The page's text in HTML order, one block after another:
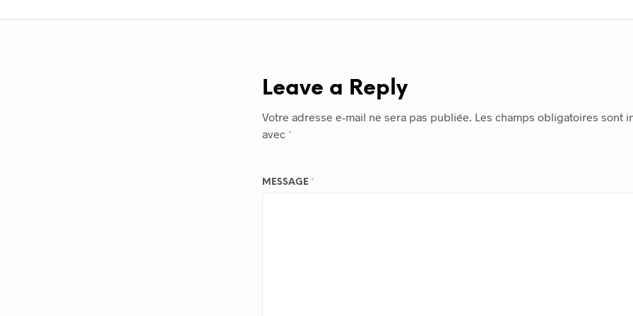
Leave a Reply
Votre adresse e-mail ne sera pas publiée. Les champs obligatoires sont
avec *
MESSAGE *